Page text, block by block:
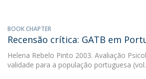
BOOK CHAPTER
Recensão crítica: GATB em
Helena Rebelo Pinto 2003. Avaliação
validade para a população portuguesa